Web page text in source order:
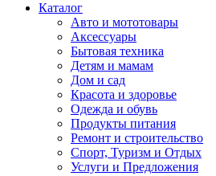
Каталог
Авто и мототовары
Акcессуары
Бытовая техника
Детям и мамам
Дом и сад
Красота и здоровье
Одежда и обувь
Продукты питания
Ремонт и строительство
Спорт, Туризм и Отдых
Услуги и Предложения